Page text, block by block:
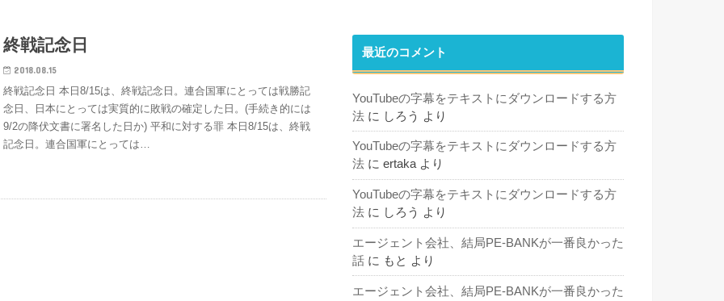
終戦記念日
2018.08.15
終戦記念日 本日8/15は、終戦記念日。連合国軍にとっては戦勝記
念日、日本にとっては実質的に敗戦の確定した日。(手続き的には
9/2の降伏文書に署名した日か) 平和に対する罪 本日8/15は、終戦
記念日。連合国軍にとっては…
最近のコメント
YouTubeの字幕をテキストにダウンロードする方
法 に しろう より
YouTubeの字幕をテキストにダウンロードする方
法 に ertakaより
YouTubeの字幕をテキストにダウンロードする方
法 に しろう より
エージェント会社、結局PE-BANKが一番良かった
話 に もと より
エージェント会社、結局PE-BANKが一番良かった